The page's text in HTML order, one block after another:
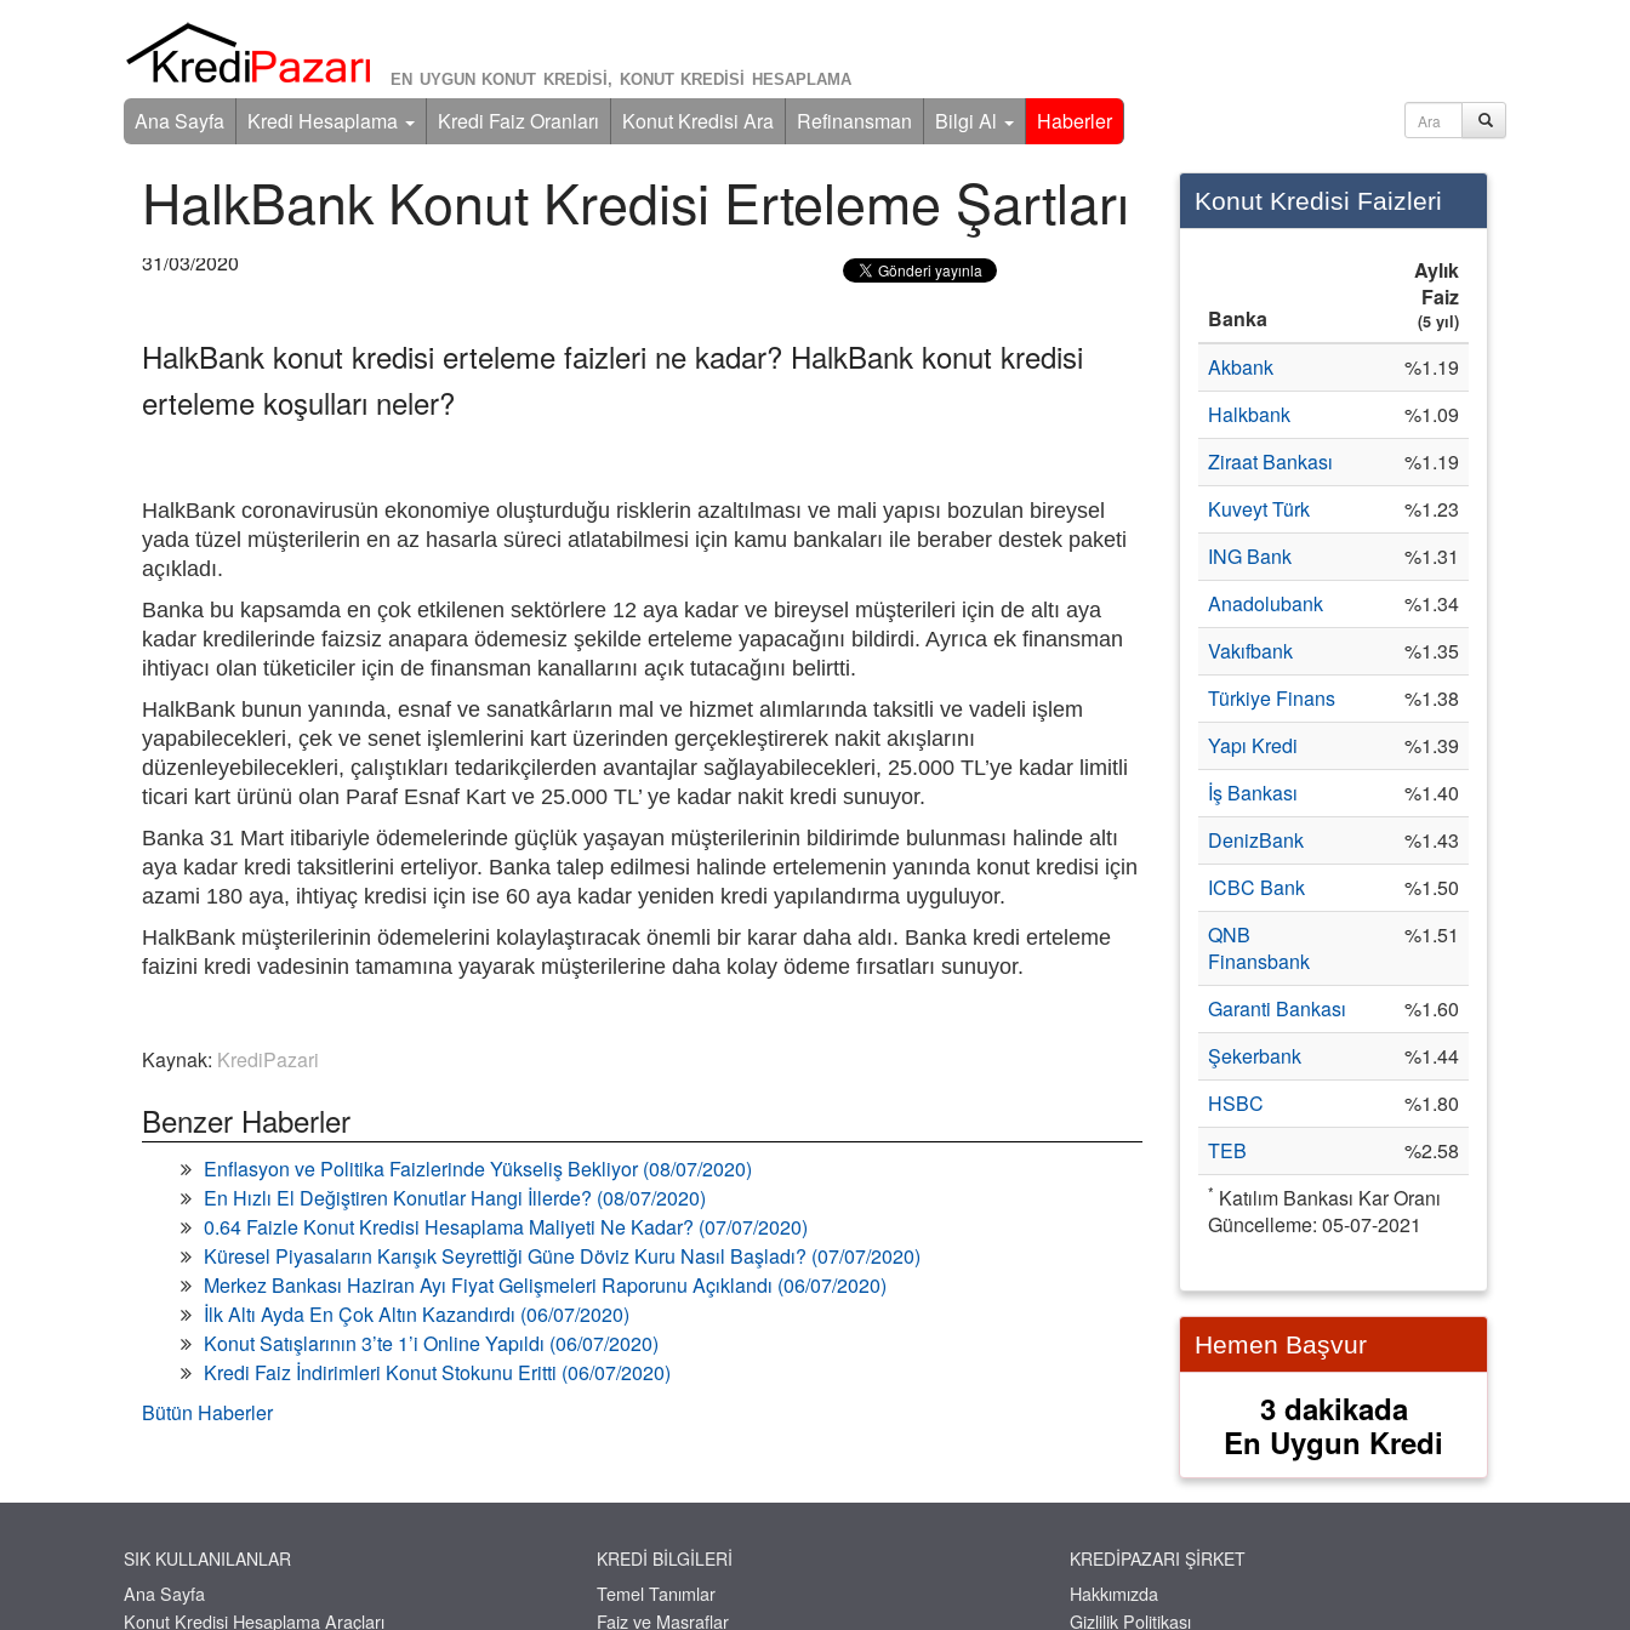
EN UYGUN KONUT KREDISI, KONUT KREDISI HESAPLAMA
Ana Sayfa Kredi Hesaplama Kredi Faiz Oranları Konut Kredisi Ara Refinansman Bilgi Al Haberler
HalkBank Konut Kredisi Erteleme Şartları
31/03/2020
HalkBank konut kredisi erteleme faizleri ne kadar? HalkBank konut kredisi
erteleme koşulları neler?
HalkBank coronavirusün ekonomiye oluşturduğu risklerin azaltılması ve mali yapısı bozulan bireysel
yada tüzel müşterilerin en az hasarla süreci atlatabilmesi için kamu bankaları ile beraber destek paketi
açıkladı.
Banka bu kapsamda en çok etkilenen sektörlere 12 aya kadar ve bireysel müşterileri için de altı aya
kadar kredilerinde faizsiz anapara ödemesiz şekilde erteleme yapacağını bildirdi. Ayrıca ek finansman
ihtiyacı olan tüketiciler için de finansman kanallarını açık tutacağını belirtti.
HalkBank bunun yanında, esnaf ve sanatkârların mal ve hizmet alımlarında taksitli ve vadeli işlem
yapabilecekleri, çek ve senet işlemlerini kart üzerinden gerçekleştirerek nakit akışlarını
düzenleyebilecekleri, çalıştıkları tedarikçilerden avantajlar sağlayabilecekleri, 25.000 TL’ye kadar limitli
ticari kart ürünü olan Paraf Esnaf Kart ve 25.000 TL’ ye kadar nakit kredi sunuyor.
Banka 31 Mart itibariyle ödemelerinde güçlük yaşayan müşterilerinin bildirimde bulunması halinde altı
aya kadar kredi taksitlerini erteliyor. Banka talep edilmesi halinde ertelemenin yanında konut kredisi için
azami 180 aya, ihtiyaç kredisi için ise 60 aya kadar yeniden kredi yapılandırma uyguluyor.
HalkBank müşterilerinin ödemelerini kolaylaştıracak önemli bir karar daha aldı. Banka kredi erteleme
faizini kredi vadesinin tamamına yayarak müşterilerine daha kolay ödeme fırsatları sunuyor.
Kaynak: KrediPazari
Benzer Haberler
Enflasyon ve Politika Faizlerinde Yükseliş Bekliyor (08/07/2020)
En Hızlı El Değiştiren Konutlar Hangi İllerde? (08/07/2020)
0.64 Faizle Konut Kredisi Hesaplama Maliyeti Ne Kadar? (07/07/2020)
Küresel Piyasaların Karışık Seyrettiği Güne Döviz Kuru Nasıl Başladı? (07/07/2020)
Merkez Bankası Haziran Ayı Fiyat Gelişmeleri Raporunu Açıklandı (06/07/2020)
İlk Altı Ayda En Çok Altın Kazandırdı (06/07/2020)
Konut Satışlarının 3’te 1’i Online Yapıldı (06/07/2020)
Kredi Faiz İndirimleri Konut Stokunu Eritti (06/07/2020)
Bütün Haberler
Konut Kredisi Faizleri
Banka
Aylık
Faiz
(5 yıl)
* Katılım Bankası Kar Oranı
Güncelleme: 05-07-2021
Akbank
%1.19
Halkbank
%1.09
Ziraat Bankası
%1.19
Kuveyt Türk
%1.23
ING Bank
%1.31
Anadolubank
%1.34
Vakıfbank
%1.35
Türkiye Finans
%1.38
Yapı Kredi
%1.39
İş Bankası
%1.40
DenizBank
%1.43
ICBC Bank
%1.50
QNB
Finansbank
%1.51
Garanti Bankası
%1.60
Şekerbank
%1.44
HSBC
%1.80
TEB
%2.58
Hemen Başvur
3 dakikada
En Uygun Kredi
SIK KULLANILANLAR
Ana Sayfa
Konut Kredisi Hesaplama Araçları
KREDI BILGILERI
Temel Tanımlar
Faiz ve Masraflar
KREDIPAZARI ŞIRKET
Hakkımızda
Gizlilik Politikası